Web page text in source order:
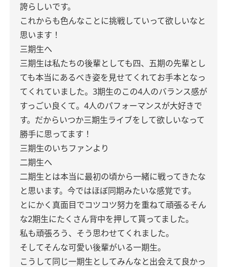
誇らしいです。
これからも色んなことに挑戦していって欲しいなと
思います！
三期生へ
三期生は私たちの後輩としても四、五期の先輩とし
ても本当にあるべき姿を見せてくれてお手本となっ
てくれていました。3期生のこの4人のバランス感が
すっごい良くて。4人のパフォーマンスが大好きで
す。だからいつか三期生ライブをして欲しいなって
勝手に思ってます！
三期生のいちファンより
二期生へ
二期生とは本当に最初の頃から一緒に戦ってきたな
と思います。今ではほぼ同期みたいな感覚です。
とにかく真面目でコツコツ努力を重ねて頑張るそん
な2期生にたくさん背中を押して貰ってました。
私も頑張ろう、そう思わせてくれました。
そしてそんな可愛い後輩がいる一期生。
こうして同じ一期生としてみんなと出会えて良かっ